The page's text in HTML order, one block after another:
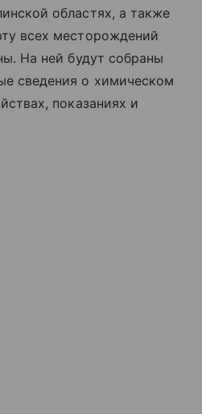
областях, а также
всех месторождений
На ней будут собраны
сведения о химическом
показаниях и